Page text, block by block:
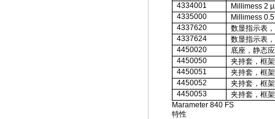
4334001
Millimess 2
4335000
Millimess
4337620
数显指示表，
4337624
数显指示表，
4450020
底座，静态
4450050
夹持套，框
4450051
夹持套，框
4450052
夹持套，框
4450053
夹持套，框
Marameter 840 FS
特性